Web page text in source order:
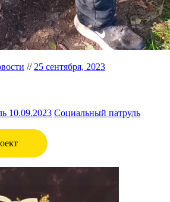
// 25 сентября, 2023
10.09.2023 Социальный патруль